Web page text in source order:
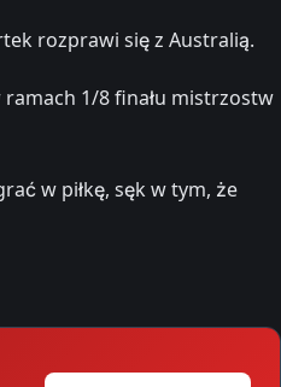
rozprawi się z Australią.
1/8 finału mistrzostw
w piłkę, sęk w tym, że